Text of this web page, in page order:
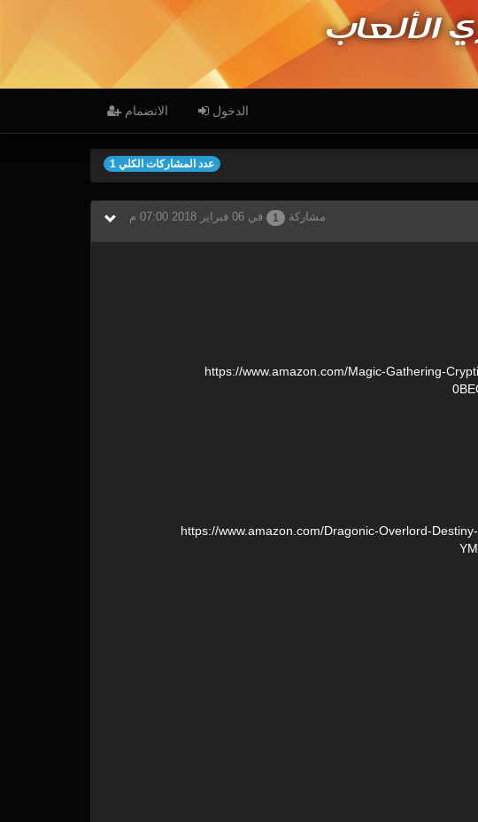
الألعاب
الدخول الانضمام
عدد المشاركات الكلي 1
مشاركة 1 في 06 فبراير 2018 07:00 م
https://www.amazon.com/Magic-Gathering-
https://www.amazon.com/Dragonic-Overlord-